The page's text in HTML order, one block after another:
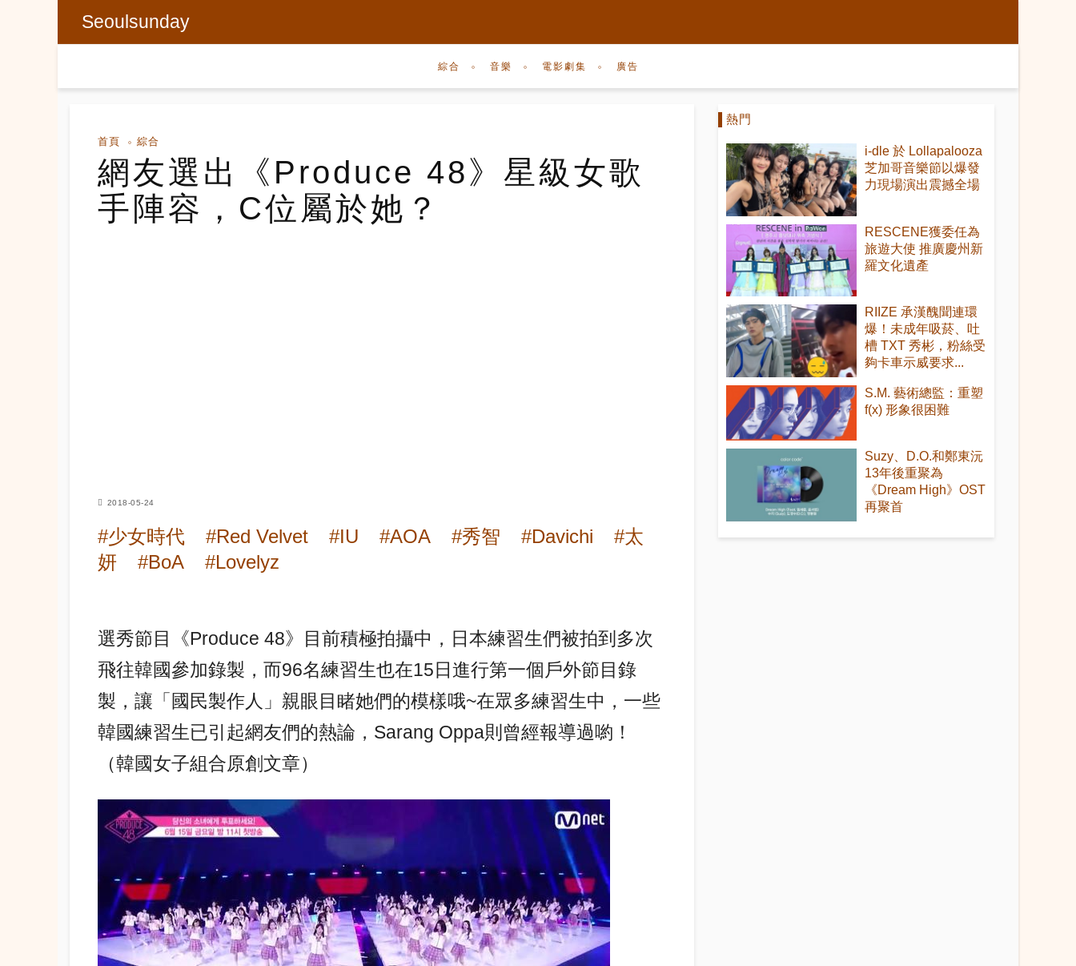
Seoulsunday
綜合 音樂 電影劇集 廣告
首頁 綜合
網友選出《Produce 48》星級女歌
手陣容，C位屬於她？
2018-05-24
#少女時代 #Red Velvet #IU #AOA #秀智 #Davichi
#太
妍
#BoA #Lovelyz
選秀節目《Produce 48》目前積極拍攝中，日本練習生們被拍到多次
飛往韓國參加錄製，而96名練習生也在15日進行第一個戶外節目錄
製，讓「國民製作人」親眼目睹她們的模樣哦~在眾多練習生中，一些
韓國練習生已引起網友們的熱論，Sarang Oppa則曾經報導過喲！
（韓國女子組合原創文章）
熱門
i-dle 於 Lollapalooza
芝加哥音樂節以爆發
力現場演出震撼全場
RESCENE獲委任為
旅遊大使 推廣慶州新
羅文化遺產
RIIZE 承漢醜聞連環
爆！未成年吸菸、吐
槽 TXT 秀彬，粉絲受
夠卡車示威要求...
S.M. 藝術總監：重塑
f(x) 形象很困難
Suzy、D.O.和鄭東沅
13年後重聚為
《Dream High》OST
再聚首